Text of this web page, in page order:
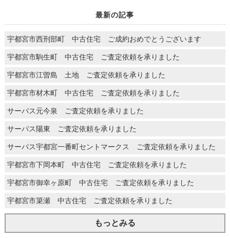
最新の記事
宇都宮市西刑部町 中古住宅 ご成約おめでとうございます
宇都宮市駒生町 中古住宅 ご査定依頼を承りました
宇都宮市江曽島 土地 ご査定依頼を承りました
宇都宮市材木町 中古住宅 ご査定依頼を承りました
サーパス元今泉 ご査定依頼を承りました
サーパス陽東 ご査定依頼を承りました
サーパス宇都宮一番町セントマークス ご査定依頼を承りました
宇都宮市下岡本町 中古住宅 ご査定依頼を承りました
宇都宮市御幸ヶ原町 中古住宅 ご査定依頼を承りました
宇都宮市簗瀬 中古住宅 ご査定依頼を承りました
もっとみる